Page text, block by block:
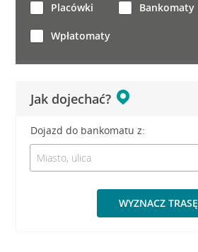
Jak dojechać?
Dojazd do bankomatu z:
WYZNACZ TRASĘ
Placówki Bankomaty
Wpłatomaty